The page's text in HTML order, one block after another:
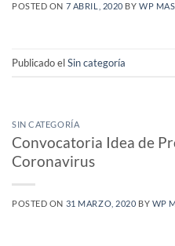
POSTED ON 7 ABRIL, 2020 BYWP
Publicado elSin categoría
SIN CATEGORÍA
Convocatoria Idea de
Coronavirus
POSTED ON 31 MARZO, 2020 BY WP